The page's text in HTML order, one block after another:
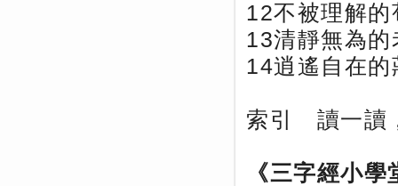
12不被理解的
13清靜無為的
14逍遙自在的
索引 讀一讀
《三字經小